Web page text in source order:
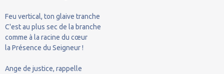
Feu vertical, ton glaive tranche
C'est au plus sec de la branche
comme à la racine du cœur
la Présence du Seigneur !
Ange de justice, rappelle